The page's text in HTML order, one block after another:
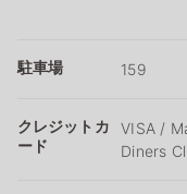
駐車場 159
クレジットカ
ード
VISA /
Diners